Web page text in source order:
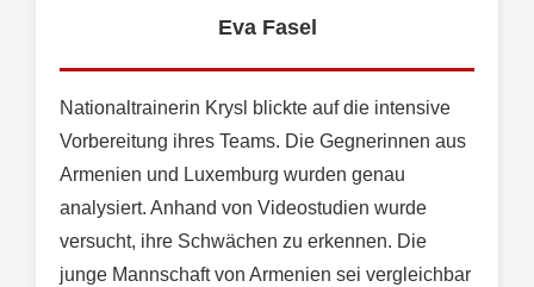
Eva Fasel
Nationaltrainerin Krysl blickte auf die intensive
Vorbereitung ihres Teams. Die Gegnerinnen aus
Armenien und Luxemburg wurden genau
analysiert. Anhand von Videostudien wurde
versucht, ihre Schwächen zu erkennen. Die
junge Mannschaft von Armenien sei vergleichbar